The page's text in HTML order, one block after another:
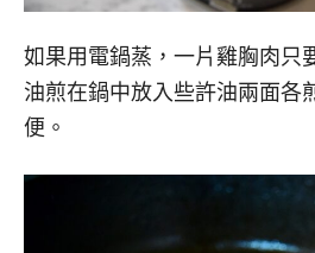
如果用電鍋蒸，一片雞胸肉只
油煎在鍋中放入些許油兩面各
便。